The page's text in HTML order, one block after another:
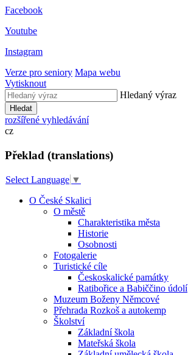
Facebook
Youtube
Instagram
Verze pro seniory Mapa webu
Vytisknout
Hledaný výraz
Hledat
rozšířené vyhledávání
cz
Překlad (translations)
Select Language ▼
O České Skalici
O městě
Charakteristika města
Historie
Osobnosti
Fotogalerie
Turistické cíle
Českoskalické památky
Ratibořice a Babiččino údolí
Muzeum Boženy Němcové
Přehrada Rozkoš a autokemp
Školství
Základní škola
Mateřská škola